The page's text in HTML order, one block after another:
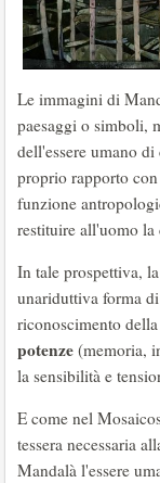
Le immagini di
paesaggi o simboli,
dell'essere umano
proprio rapporto
funzione
restituire all'uomo la
In tale prospettiva,
unariduttiva forma
riconoscimento
potenze (memoria,
la sensibilità e
E come nel
tessera necessaria
Mandalà l'essere